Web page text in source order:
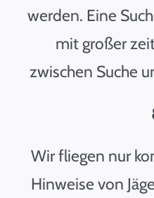
werden. Eine
mit großer
zwischen Suche
Wir fliegen nur
Hinweise von